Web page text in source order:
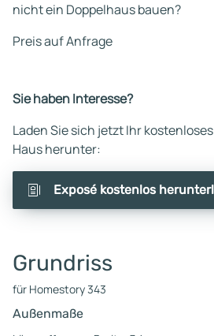
nicht ein Doppelhaus bauen?
Preis auf Anfrage
Sie haben Interesse?
Laden Sie sich jetzt Ihr
Haus herunter:
Exposé kostenlos
Grundriss
für Homestory 343
Außenmaße